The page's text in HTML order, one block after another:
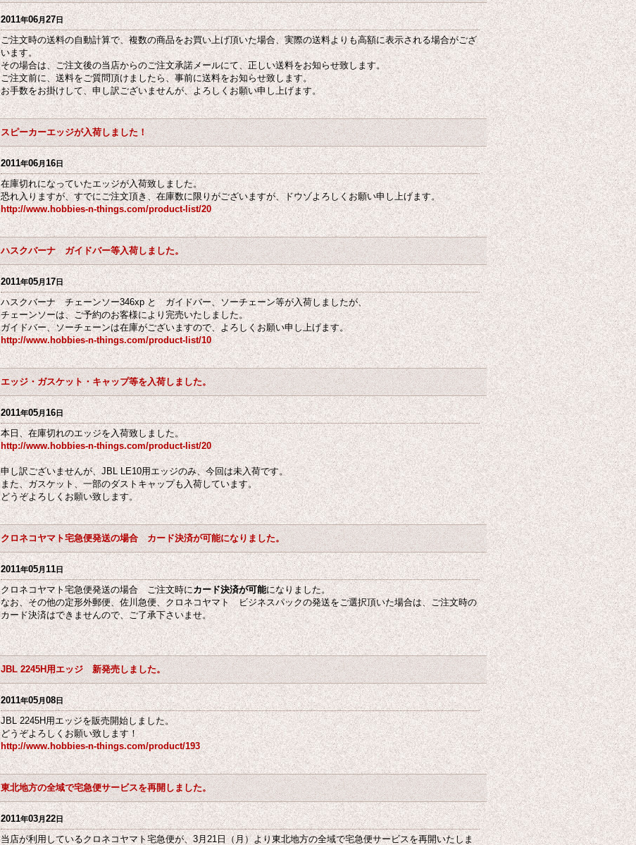
2011年06月27日
ご注文時の送料の自動計算で、複数の商品をお買い上げ頂いた場合、実際の送料よりも高額に表示される場合がござ
います。
その場合は、ご注文後の当店からのご注文承諾メールにて、正しい送料をお知らせ致します。
ご注文前に、送料をご質問頂けましたら、事前に送料をお知らせ致します。
お手数をお掛けして、申し訳ございませんが、よろしくお願い申し上げます。
スピーカーエッジが入荷しました！
2011年06月16日
在庫切れになっていたエッジが入荷致しました。
恐れ入りますが、すでにご注文頂き、在庫数に限りがございますが、ドウゾよろしくお願い申し上げます。
http://www.hobbies-n-things.com/product-list/20
ハスクバーナ ガイドバー等入荷しました。
2011年05月17日
ハスクバーナ チェーンソー346xp と ガイドバー、ソーチェーン等が入荷しましたが、
チェーンソーは、ご予約のお客様により完売いたしました。
ガイドバー、ソーチェーンは在庫がございますので、よろしくお願い申し上げます。
http://www.hobbies-n-things.com/product-list/10
エッジ・ガスケット・キャップ等を入荷しました。
2011年05月16日
本日、在庫切れのエッジを入荷致しました。
http://www.hobbies-n-things.com/product-list/20
申し訳ございませんが、JBL LE10用エッジのみ、今回は未入荷です。
また、ガスケット、一部のダストキャップも入荷しています。
どうぞよろしくお願い致します。
クロネコヤマト宅急便発送の場合 カード決済が可能になりました。
2011年05月11日
クロネコヤマト宅急便発送の場合 ご注文時にカード決済が可能になりました。
なお、その他の定形外郵便、佐川急便、クロネコヤマト ビジネスパックの発送をご選択頂いた場合は、ご注文時の
カード決済はできませんので、ご了承下さいませ。
JBL 2245H用エッジ 新発売しました。
2011年05月08日
JBL 2245H用エッジを販売開始しました。
どうぞよろしくお願い致します！
http://www.hobbies-n-things.com/product/193
東北地方の全域で宅急便サービスを再開しました。
2011年03月22日
当店が利用しているクロネコヤマト宅急便が、3月21日（月）より東北地方の全域で宅急便サービスを再開いたしま